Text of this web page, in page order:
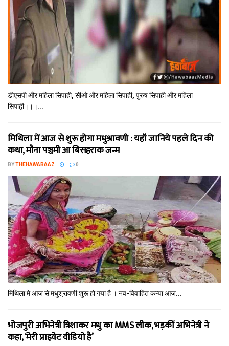
डीएसपी और महिला सिपाही, सीओ और महिला सिपाही, पुरुष सिपाही और महिला
सिपाही।।।...
मिथि‍ला में आज से शुरू होगा मधुश्रावणी : यहॉं जानिये पहले दिन की
कथा, मौना पञ्चमी आ बिसहराक जन्म
BYTHEHAWABAAZ 0
मिथि‍ला मे आज से मधुश्रावणी शुरू हो गया है । नव-विवाहित कन्‍या आज...
भोजपुरी अभिनेत्री त्रिशाकर मधु का MMS लीक, भड़कीं अभिनेत्री ने
कहा, ‘मेरी प्राइवेट वीडियो है’